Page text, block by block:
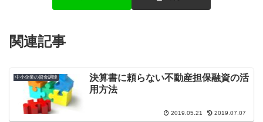
関連記事
中小企業の資金調達
決算書に頼らない不動産担保融資の活
用方法
2019.05.21 2019.07.07